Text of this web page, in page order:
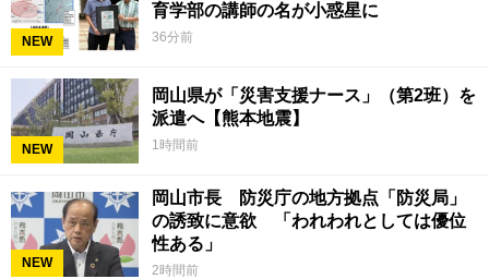
NEW
育学部の講師の名が小惑星に
36分前
NEW
岡山県が「災害支援ナース」（第2班）を
派遣へ【熊本地震】
1時間前
NEW
岡山市長 防災庁の地方拠点「防災局」
の誘致に意欲 「われわれとしては優位
性ある」
2時間前